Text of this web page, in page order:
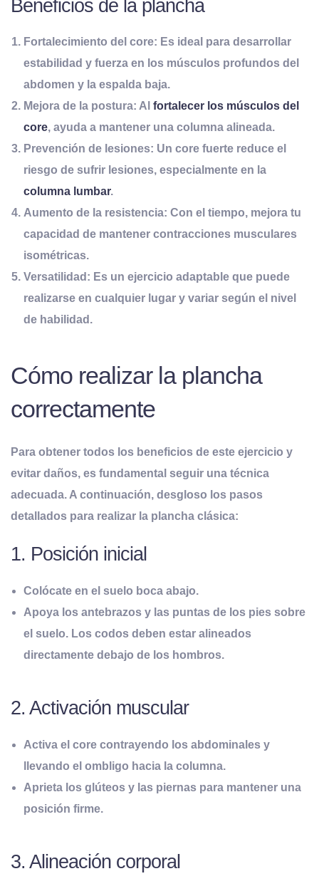
Beneficios de la plancha
Fortalecimiento del core: Es ideal para desarrollar
estabilidad y fuerza en los músculos profundos del
abdomen y la espalda baja.
Mejora de la postura: Alfortalecer los músculos del
core, ayuda a mantener una columna alineada.
Prevención de lesiones: Un core fuerte reduce el
riesgo de sufrir lesiones, especialmente en la
columna lumbar.
Aumento de la resistencia: Con el tiempo, mejora tu
capacidad de mantener contracciones musculares
isométricas.
Versatilidad: Es un ejercicio adaptable que puede
realizarse en cualquier lugar y variar según el nivel
de habilidad.
Cómo realizar la plancha
correctamente
Para obtener todos los beneficios de este ejercicio y
evitar daños, es fundamental seguir una técnica
adecuada. A continuación, desgloso los pasos
detallados para realizar la plancha clásica:
1. Posición inicial
Colócate en el suelo boca abajo.
Apoya los antebrazos y las puntas de los pies sobre
el suelo. Los codos deben estar alineados
directamente debajo de los hombros.
2. Activación muscular
Activa el core contrayendo los abdominales y
llevando el ombligo hacia la columna.
Aprieta los glúteos y las piernas para mantener una
posición firme.
3. Alineación corporal